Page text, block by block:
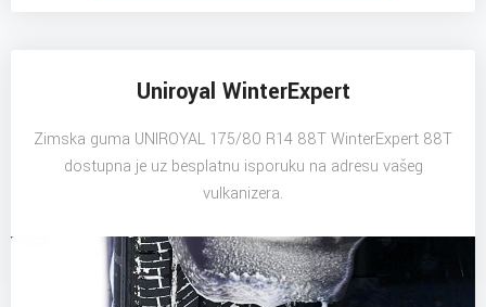
Uniroyal WinterExpert
Zimska guma UNIROYAL 175/80 R14 88T WinterExpert 88T
dostupna je uz besplatnu isporuku na adresu vašeg
vulkanizera.